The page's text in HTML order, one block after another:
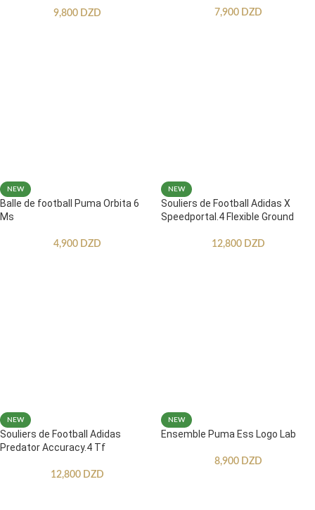
9,800 DZD 7,900 DZD
NEW
Balle de football Puma Orbita 6
Ms
4,900 DZD
NEW
Souliers de Football Adidas X
Speedportal.4 Flexible Ground
12,800 DZD
NEW
Souliers de Football Adidas
Predator Accuracy.4 Tf
12,800 DZD
NEW
Ensemble Puma Ess Logo Lab
8,900 DZD